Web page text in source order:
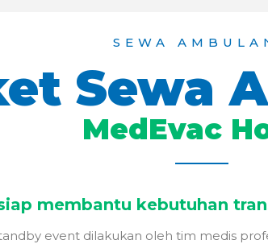
SEWA
Sewa
MedEvac
membantu kebutuhan
event dilakukan oleh tim medis